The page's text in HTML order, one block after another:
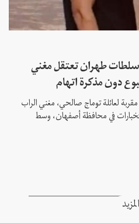
سلطات طهران تعتقل مغني
دون مذكرة اتهام
لعائلة توماج صالحي، مغني الراب
في محافظة أصفهان، وسط
المزيد